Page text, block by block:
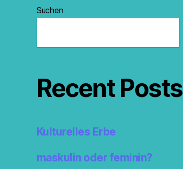
Suchen
Recent Posts
Kulturelles Erbe
maskulin oder feminin?